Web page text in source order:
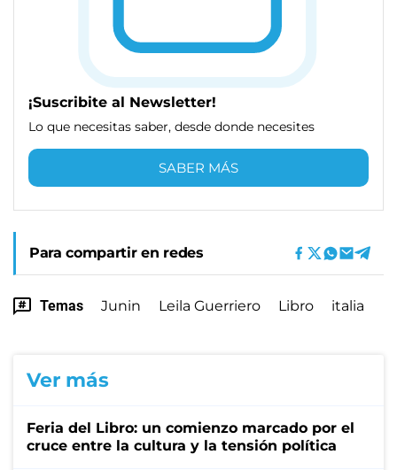
¡Suscribite al Newsletter!
Lo que necesitas saber, desde donde necesites
SABER MÁS
Para compartir en redes
Temas Junin Leila Guerriero Libro italia
Ver más
Feria del Libro: un comienzo marcado por el
cruce entre la cultura y la tensión política